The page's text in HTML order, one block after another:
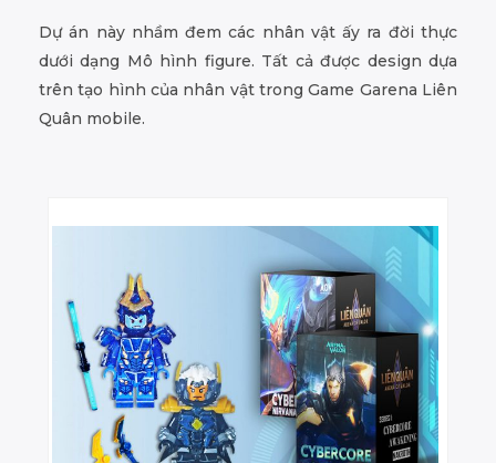
Dự án này nhầm đem các nhân vật ấy ra đời thực
dưới dạng Mô hình figure. Tất cả được design dựa
trên tạo hình của nhân vật trong Game Garena Liên
Quân mobile.